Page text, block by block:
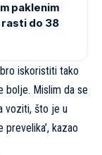
paklenim
do 38
iskoristiti tako
bolje. Mislim da se
voziti, što je u
kazao